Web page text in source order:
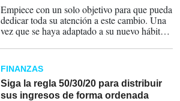
Empiece con un solo objetivo para que pueda
dedicar toda su atención a este cambio. Una
vez que se haya adaptado a su nuevo hábito,
FINANZAS
Siga la regla 50/30/20 para distribuir
sus ingresos de forma ordenada